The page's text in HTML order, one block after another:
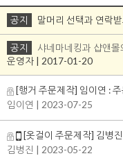
공지 말머리 선택과 연락
공지
샤네마네킹과 샵앤
운영자 | 2017-01-20
[행거 주문제작] 임이연 :
임이연
| 2023-07-25
[옷걸이 주문제작] 김병
김병진
| 2023-05-22